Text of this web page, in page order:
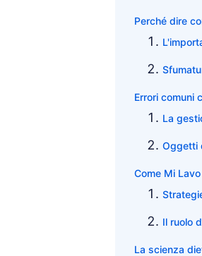
Perché dire
Errori comuni
La
Oggetti
Come Mi
Il ruolo
La scienza